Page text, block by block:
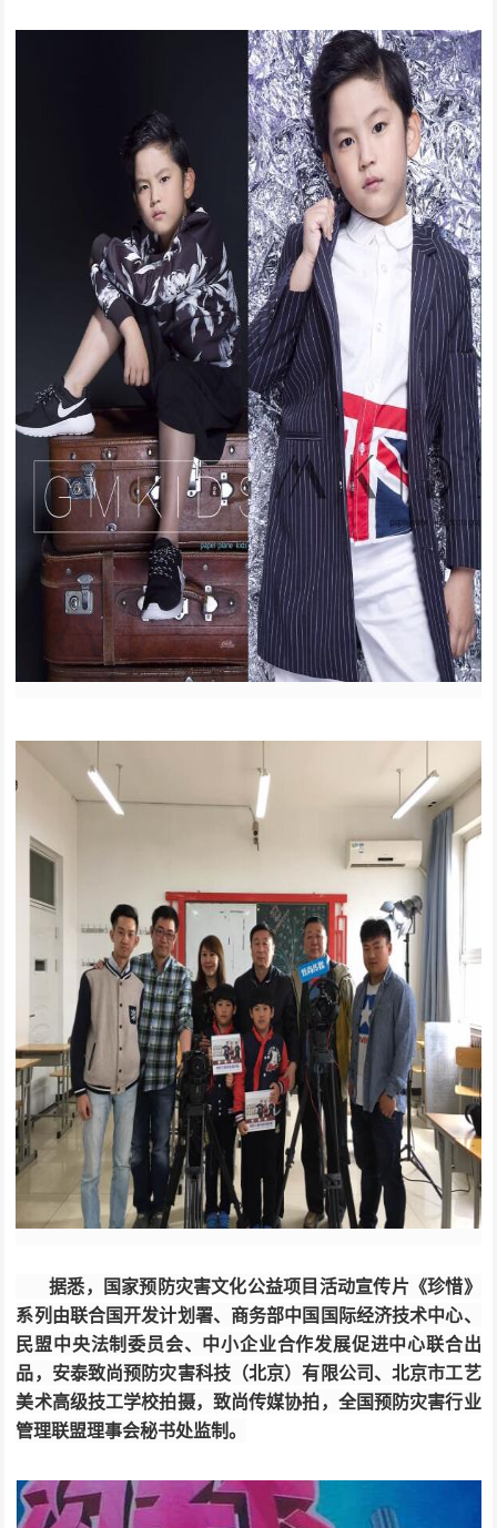
据悉，国家预防灾害文化公益项目活动宣传片《珍惜》
系列由联合国开发计划署、商务部中国国际经济技术中心、
民盟中央法制委员会、中小企业合作发展促进中心联合出
品，安泰致尚预防灾害科技（北京）有限公司、北京市工艺
美术高级技工学校拍摄，致尚传媒协拍，全国预防灾害行业
管理联盟理事会秘书处监制。